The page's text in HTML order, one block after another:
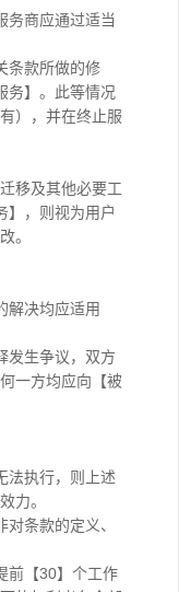
务商应通过适当
条款所做的修
务】。此等情况
），并在终止服
移及其他必要工
】，则视为用户
。
解决均应适用
发生争议，双方
一方均应向【被
法执行，则上述
力。
条款的定义、
前【30】个工作